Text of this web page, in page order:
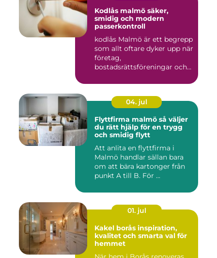
Kodlås malmö säker,
smidig och modern
passerkontroll
kodlås Malmö är ett begrepp
som allt oftare dyker upp när
företag,
bostadsrättsföreningar och
04. jul
Flyttfirma malmö så väljer
du rätt hjälp för en trygg
och smidig flytt
Att anlita en flyttfirma i
Malmö handlar sällan bara
om att bära kartonger från
punkt A till B. För ...
01. jul
Kakel borås inspiration,
kvalitet och smarta val för
hemmet